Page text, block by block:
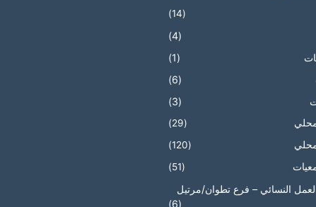
(14)
(4)
(1)
(6)
(3)
(29)
(120)
(51)
العمل النسائي – فرع تطوان/مرتيل
(6)